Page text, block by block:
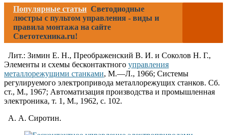
Популярные статьи Светодиодные
люстры с пультом управления - виды и
правила монтажа на сайте
Светотехника.ru!
Лит.: Зимин Е. Н., Преображенский В. И. и Соколов Н. Г.,
Элементы и схемы бесконтактного управления
металлорежущими станками, М.—Л., 1966; Системы
регулируемого электропривода металлорежущих станков. Сб.
ст., М., 1967; Автоматизация производства и промышленная
электроника, т. 1, М., 1962, с. 102.
А. А. Сиротин.